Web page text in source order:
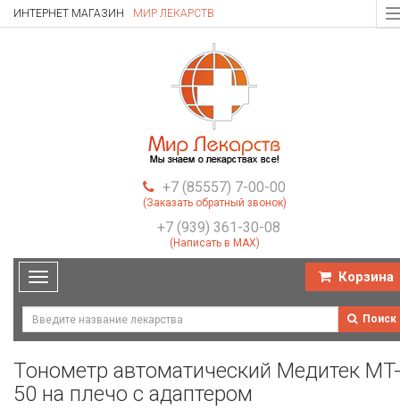
ИНТЕРНЕТ МАГАЗИН МИР ЛЕКАРСТВ
+7 (85557) 7-00-00
(Заказать обратный звонок)
+7 (939) 361-30-08
(Написать в MAX)
Toggle
navigation
Корзина
Поиск
Тонометр автоматический Медитек MT-
50 на плечо с адаптером